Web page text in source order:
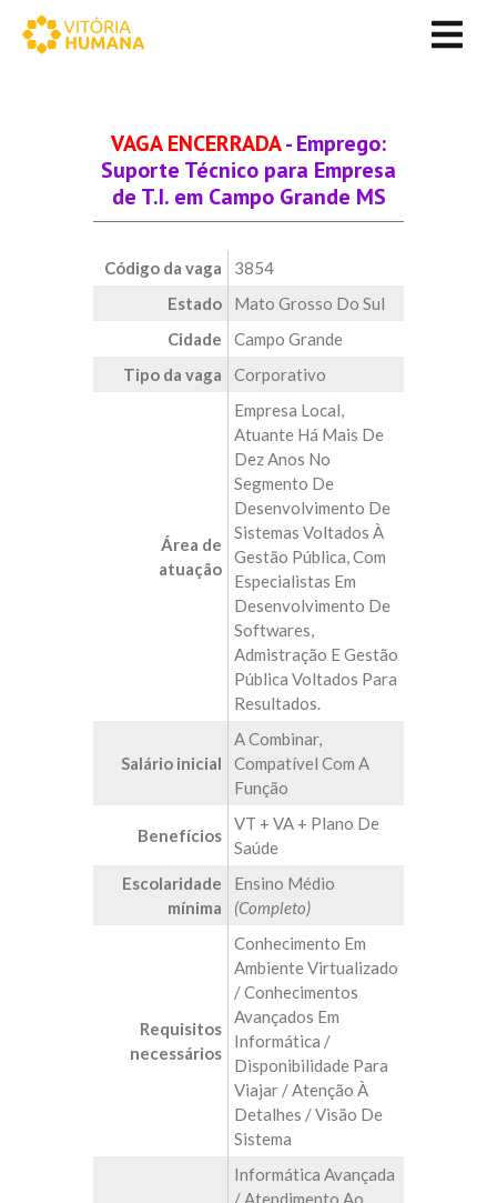
VAGA ENCERRADA- Emprego:
Suporte Técnico para Empresa
de T.I. em Campo Grande MS
Código da vaga
3854
Estado
Mato Grosso Do Sul
Cidade
Campo Grande
Tipo da vaga
Corporativo
Área de
atuação
Empresa Local,
Atuante Há Mais De
Dez Anos No
Segmento De
Desenvolvimento De
Sistemas Voltados À
Gestão Pública, Com
Especialistas Em
Desenvolvimento De
Softwares,
Admistração E Gestão
Pública Voltados Para
Resultados.
Salário inicial
A Combinar,
Compatível Com A
Função
Benefícios
VT + VA + Plano De
Saúde
Escolaridade
mínima
Ensino Médio
(Completo)
Requisitos
necessários
Conhecimento Em
Ambiente Virtualizado
/ Conhecimentos
Avançados Em
Informática /
Disponibilidade Para
Viajar / Atenção À
Detalhes / Visão De
Sistema
Informática Avançada
/ Atendimento Ao